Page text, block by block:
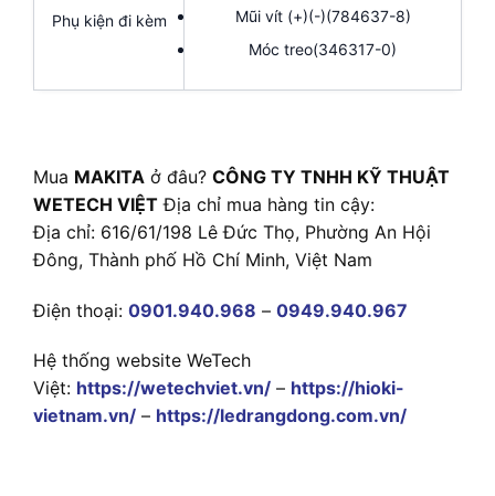
Phụ kiện đi kèm
Mũi vít (+)(-)(784637-8)
Móc treo(346317-0)
Mua MAKITA ở đâu? CÔNG TY TNHH KỸ THUẬT
WETECH VIỆT Địa chỉ mua hàng tin cậy:
Địa chỉ: 616/61/198 Lê Đức Thọ, Phường An Hội
Đông, Thành phố Hồ Chí Minh, Việt Nam
Điện thoại: 0901.940.968 – 0949.940.967
Hệ thống website WeTech
Việt: https://wetechviet.vn/ – https://hioki-
vietnam.vn/ – https://ledrangdong.com.vn/